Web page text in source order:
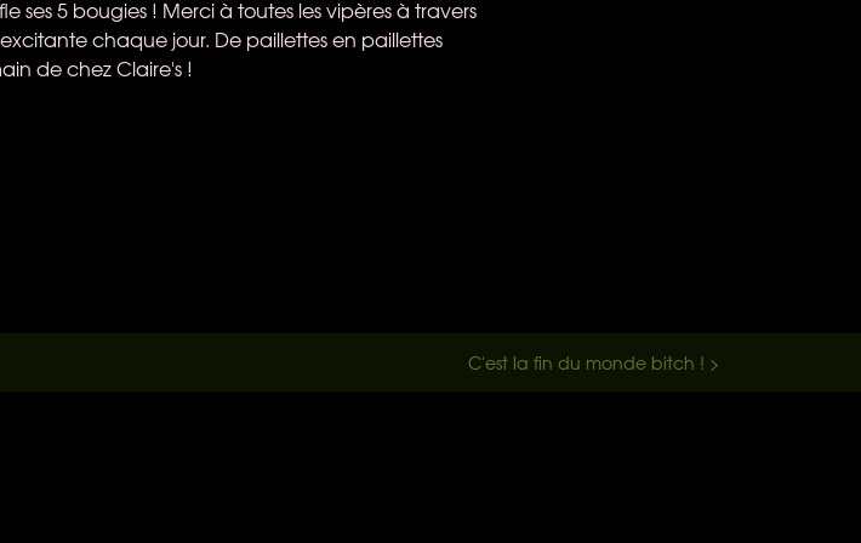
ses 5 bougies ! Merci à toutes les vipères à travers
chaque jour. De paillettes en paillettes
de chez Claire's !
C'est la fin du monde bitch ! >